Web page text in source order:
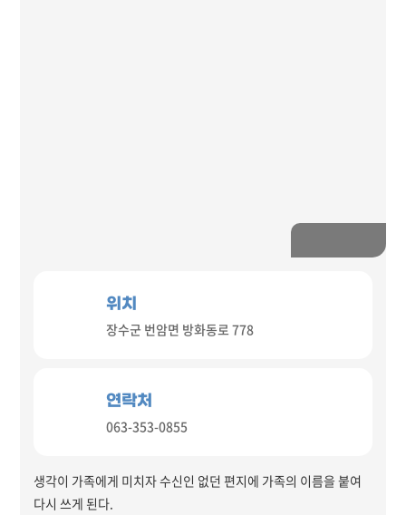
위치
장수군 번암면 방화동로 778
연락처
063-353-0855
생각이 가족에게 미치자 수신인 없던 편지에 가족의 이름을 붙여
다시 쓰게 된다.